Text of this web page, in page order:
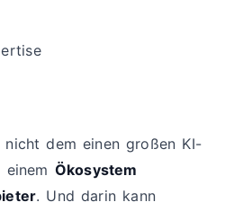
dem einen großen KI-
einem Ökosystem
. Und darin kann